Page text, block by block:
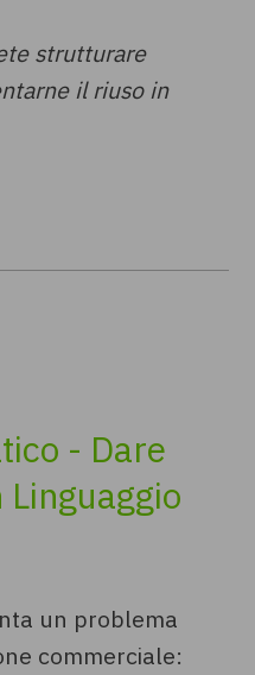
strutturare
il riuso in
- Dare
un problema
commerciale: